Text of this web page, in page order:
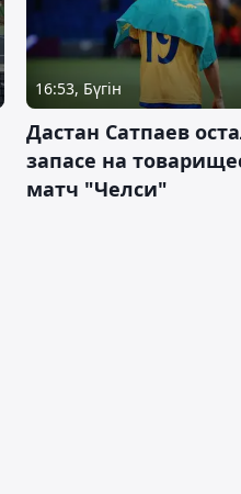
16:53, Бүгін
Дастан Сатпаев
запасе на
матч "Челси"